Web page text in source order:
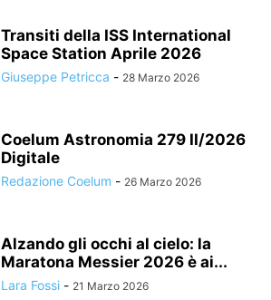
Transiti della ISS International
Space Station Aprile 2026
Giuseppe Petricca - 28 Marzo 2026
Coelum Astronomia 279 II/2026
Digitale
Redazione Coelum - 26 Marzo 2026
Alzando gli occhi al cielo: la
Maratona Messier 2026 è ai...
Lara Fossi - 21 Marzo 2026